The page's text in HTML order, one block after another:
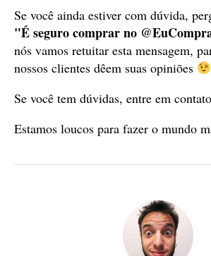
Se você ainda estiver com dúvida,
"É seguro comprar no
nós vamos retuitar esta mensagem,
nossos clientes dêem suas opiniões
Se você tem dúvidas, entre em
Estamos loucos para fazer o mundo